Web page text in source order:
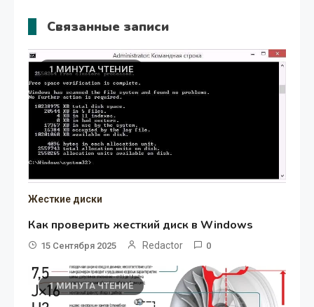
Связанные записи
1 МИНУТА ЧТЕНИЕ
Жесткие диски
Как проверить жесткий диск в Windows
15 Сентября 2025 Redactor 0
1 МИНУТА ЧТЕНИЕ